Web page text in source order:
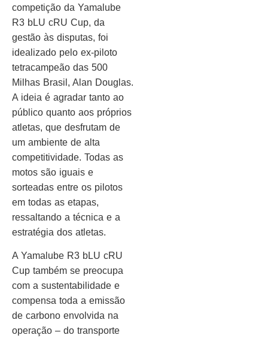
competição da Yamalube
R3 bLU cRU Cup, da
gestão às disputas, foi
idealizado pelo ex-piloto
tetracampeão das 500
Milhas Brasil, Alan Douglas.
A ideia é agradar tanto ao
público quanto aos próprios
atletas, que desfrutam de
um ambiente de alta
competitividade. Todas as
motos são iguais e
sorteadas entre os pilotos
em todas as etapas,
ressaltando a técnica e a
estratégia dos atletas.
A Yamalube R3 bLU cRU
Cup também se preocupa
com a sustentabilidade e
compensa toda a emissão
de carbono envolvida na
operação – do transporte